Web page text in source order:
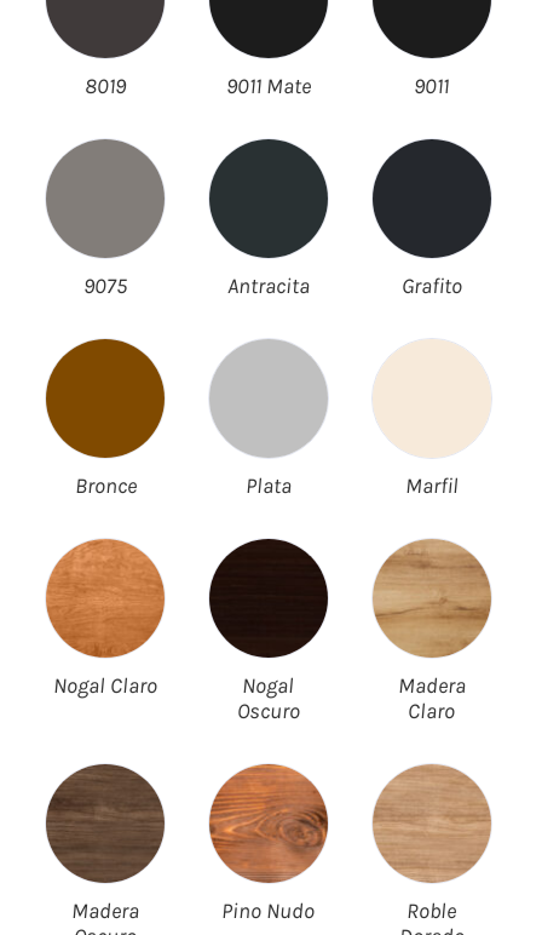
8019 9011 Mate 9011
9075 Antracita Grafito
Bronce Plata Marfil
Nogal Claro
Nogal
Oscuro
Madera
Claro
Madera
Pino Nudo
Roble